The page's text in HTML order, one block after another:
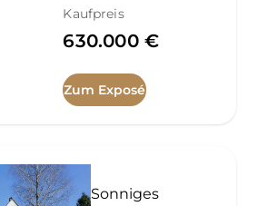
Kaufpreis
630.000 €
Zum Exposé
Sonniges